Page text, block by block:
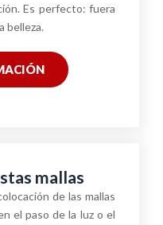
Es perfecto: fuera
belleza.
mallas
de las mallas
el paso de la luz o el